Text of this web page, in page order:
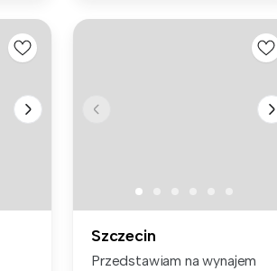
Szczecin
Przedstawiam na wynajem